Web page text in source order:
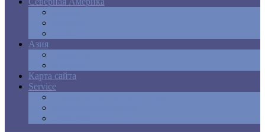
Азия
Карта сайта
Service